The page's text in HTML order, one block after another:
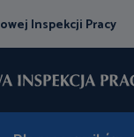
Inspekcji Pracy